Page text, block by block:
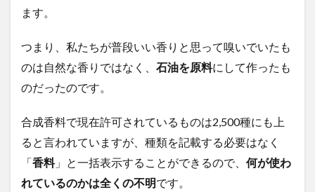
ます。
つまり、私たちが普段いい香りと思って嗅いでいたも
のは自然な香りではなく、 石油を原料にして作ったも
のだったのです。
合成香料で現在許可されているものは2,500種にも上
ると言われていますが、種類を記載する必要はなく
「香料」と一括表示することができるので、 何が使わ
れているのかは全くの不明です。